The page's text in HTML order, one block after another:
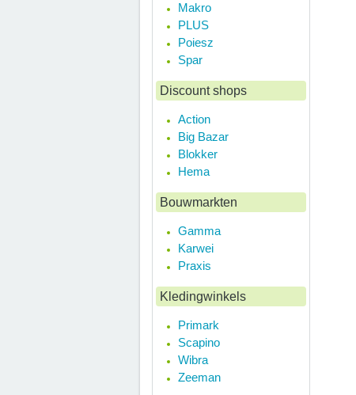
Makro
PLUS
Poiesz
Spar
Discount shops
Action
Big Bazar
Blokker
Hema
Bouwmarkten
Gamma
Karwei
Praxis
Kledingwinkels
Primark
Scapino
Wibra
Zeeman